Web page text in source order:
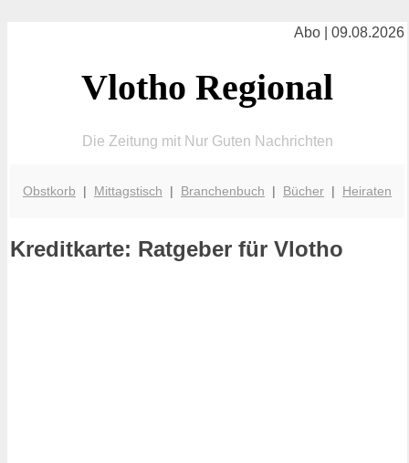
Abo | 09.08.2026
Vlotho Regional
Die Zeitung mit Nur Guten Nachrichten
Obstkorb | Mittagstisch | Branchenbuch | Bücher | Heiraten
Kreditkarte: Ratgeber für Vlotho